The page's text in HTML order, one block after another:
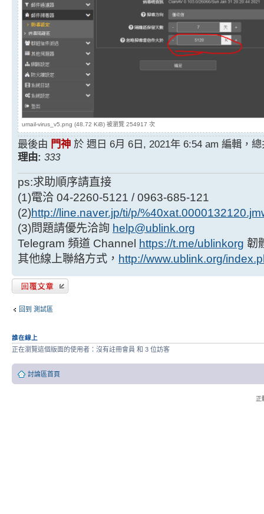
umail-virus_v5.png (48.72 KiB) 被瀏覽 254917 次
最後由 門神 於 週日 6月 6日, 2021年 6:54 am 編輯，
理由: 333
ps:求助順序請直接
(1)電洽 04-2260-5121 / 0963-685-121
(2)http://line.naver.jp/ti/p/
(3)問題請優先洽詢 help@ublink.org
Telegram 頻道 Channel
https://t.me/ublinkorg 韌
其他線上聯絡方式， http://www.ublink.org/
發表回覆
回到 測試區
誰在線上
正在瀏覽這個版面的使用者：沒有註冊會員 和 3 位訪客
討論區首頁
正